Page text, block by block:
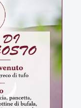
Sepe
Pagnozzi